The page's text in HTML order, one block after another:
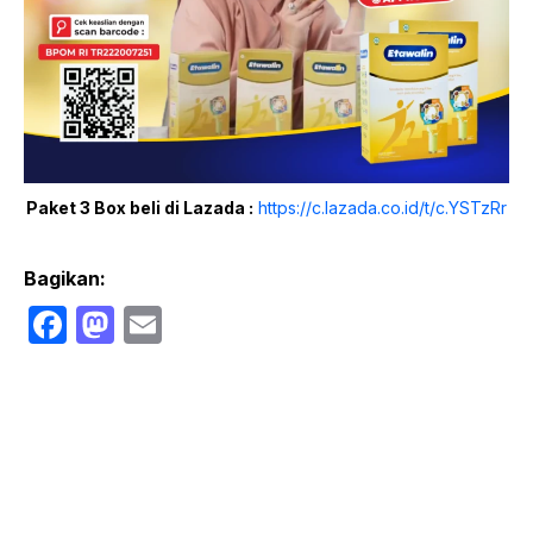
Paket 3 Box beli di Lazada : https://c.lazada.co.id/t/c.YSTzRr
Bagikan:
F
M